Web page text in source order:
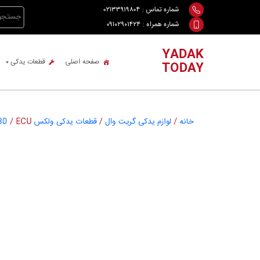
content
شماره تماس : ۰۲۱۳۳۹۱۹۸۰۴
شماره همراه : ۰۹۱۰۲۹۰۱۴۲۴
جستجو
برای:
YADAK
TODAY صفحه اصلی قطعات یدکی
خانه / لوازم یدکی گریت وال/قطعات یدکی ولکس VOLEX C30/ ECU موتور ولکس VOLEX C30